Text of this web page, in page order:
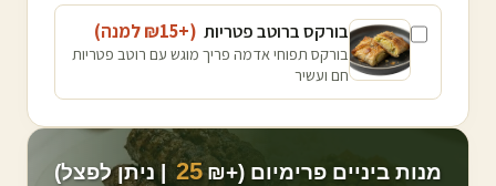
בורקס ברוטב פטריות (+₪
15 למנה)
בורקס תפוחי אדמה פריך מוגש עם רוטב פטריות
חם ועשיר
מנות ביניים פרימיום (+₪ 25 | ניתן לפצל)